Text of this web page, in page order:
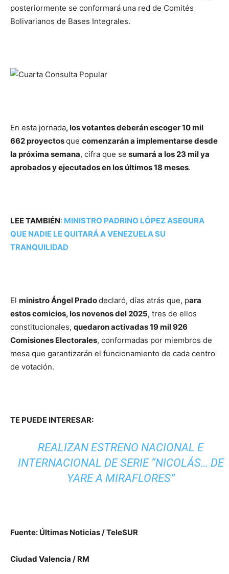
posteriormente se conformará una red de Comités
Bolivarianos de Bases Integrales.
En esta jornada, los votantes deberán escoger 10 mil
662 proyectosque comenzarán a implementarse desde
la próxima semana, cifra que se sumará a los 23 mil ya
aprobados y ejecutados en los últimos 18 meses.
LEE TAMBIÉN: MINISTRO PADRINO LÓPEZ ASEGURA
QUE NADIE LE QUITARÁ A VENEZUELA SU
TRANQUILIDAD
El ministro Ángel Pradodeclaró, días atrás que, para
estos comicios, los novenos del 2025, tres de ellos
constitucionales, quedaron activadas 19 mil 926
Comisiones Electorales, conformadas por miembros de
mesa que garantizarán el funcionamiento de cada centro
de votación.
TE PUEDE INTERESAR:
REALIZAN ESTRENO NACIONAL E
INTERNACIONAL DE SERIE “NICOLÁS… DE
YARE A MIRAFLORES”
Fuente: Últimas Noticias / TeleSUR
Ciudad Valencia / RM